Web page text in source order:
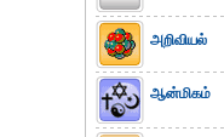
அறிவியல்
ஆன்மிகம்